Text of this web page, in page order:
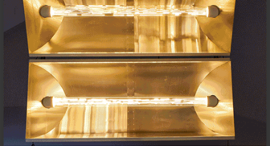
exibart.es destaca: 3
convocatorias de interés